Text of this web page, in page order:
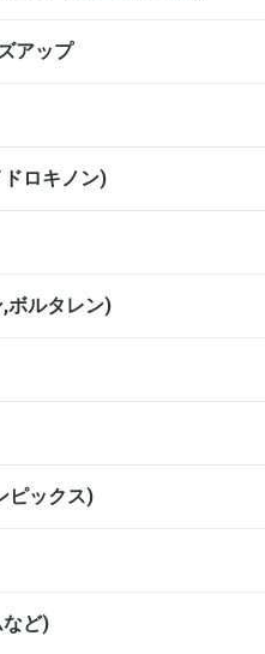
アップ
ロキノン)
ボルタレン)
ピックス)
ど)